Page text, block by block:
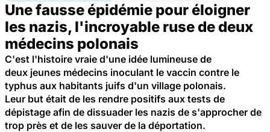
Une fausse épidémie pour éloigner
les nazis, l'incroyable ruse de deux
médecins polonais
C'est l'histoire vraie d'une idée lumineuse de
deux jeunes médecins inoculant le vaccin contre le
typhus aux habitants juifs d'un village polonais.
Leur but était de les rendre positifs aux tests de
dépistage afin de dissuader les nazis de s'approcher de
trop près et de les sauver de la déportation.